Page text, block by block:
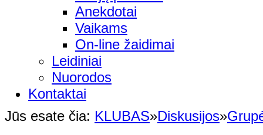
Anekdotai
Vaikams
On-line žaidimai
Leidiniai
Nuorodos
Kontaktai
Jūs esate čia: KLUBAS»Diskusijos»